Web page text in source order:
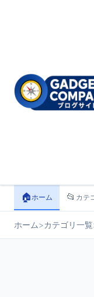
🏠ホーム 📂 カテ
ホーム>カテゴリ一覧